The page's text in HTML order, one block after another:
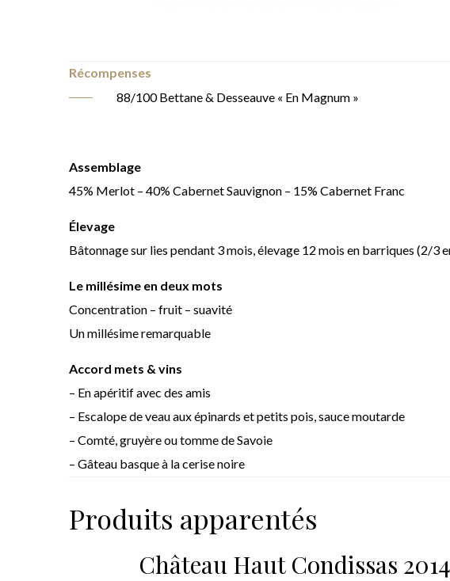
Récompenses
88/100 Bettane & Desseauve « En Magnum »
Assemblage
45% Merlot – 40% Cabernet Sauvignon – 15% Cabernet Franc
Élevage
Bâtonnage sur lies pendant 3 mois, élevage 12 mois en barriques (2/3
Le millésime en deux mots
Concentration – fruit – suavité
Un millésime remarquable
Accord mets & vins
– En apéritif avec des amis
– Escalope de veau aux épinards et petits pois, sauce moutarde
– Comté, gruyère ou tomme de Savoie
– Gâteau basque à la cerise noire
Produits apparentés
Château Haut Condissas 2014